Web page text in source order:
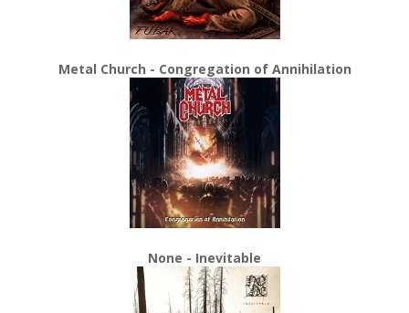
Metal Church - Congregation of Annihilation
None - Inevitable